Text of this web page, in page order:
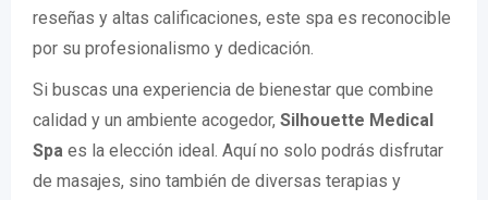
reseñas y altas calificaciones, este spa es reconocible
por su profesionalismo y dedicación.
Si buscas una experiencia de bienestar que combine
calidad y un ambiente acogedor, Silhouette Medical
Spa es la elección ideal. Aquí no solo podrás disfrutar
de masajes, sino también de diversas terapias y